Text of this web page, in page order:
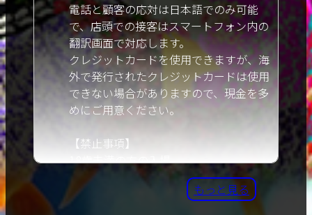
電話と顧客の応対は日本語でのみ可能
で、店頭での接客はスマートフォン内の
翻訳画面で対応します。
クレジットカードを使用できますが、海
外で発行されたクレジットカードは使用
できない場合がありますので、現金を多
めにご用意ください。
【禁止事項】
18歳未満の方の入場。
女の子が嫌いな行動、暴力的な言動。
携帯電話、デジタルカメラなどによる盗
もっと見る